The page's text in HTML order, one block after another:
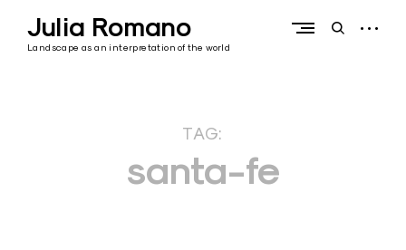
contentJulia Romano
Landscape as an interpretation of the world
openopen
TAG:
santa-fe